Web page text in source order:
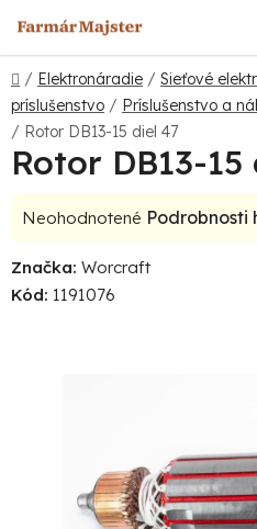
na
obsah
Domov
/ Elektronáradie / Sieťové
príslušenstvo / Príslušenstvo a
/ Rotor DB13-15 diel 47
Rotor DB13-
Priemerné
produktu
je
Neohodnotené Podrobnosti
Značka: Worcraft
Kód: 1191076